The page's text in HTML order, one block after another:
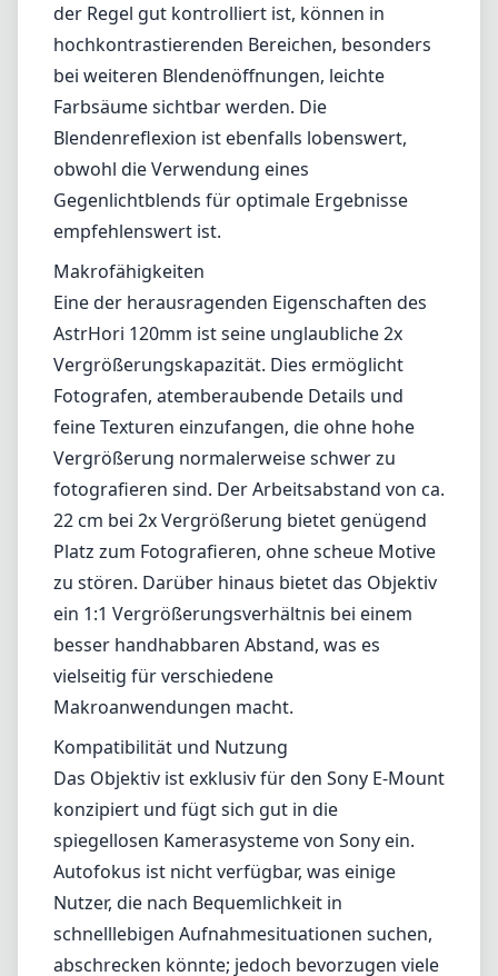
Eine der herausragenden Eigenschaften des
AstrHori 120mm ist seine unglaubliche 2x
Vergrößerungskapazität. Dies ermöglicht
Fotografen, atemberaubende Details und
feine Texturen einzufangen, die ohne hohe
Vergrößerung normalerweise schwer zu
fotografieren sind. Der Arbeitsabstand von ca.
22 cm bei 2x Vergrößerung bietet genügend
Platz zum Fotografieren, ohne scheue Motive
zu stören. Darüber hinaus bietet das Objektiv
ein 1:1 Vergrößerungsverhältnis bei einem
besser handhabbaren Abstand, was es
vielseitig für verschiedene
Makroanwendungen macht.
Kompatibilität und Nutzung
Das Objektiv ist exklusiv für den Sony E-Mount
konzipiert und fügt sich gut in die
spiegellosen Kamerasysteme von Sony ein.
Autofokus ist nicht verfügbar, was einige
Nutzer, die nach Bequemlichkeit in
schnelllebigen Aufnahmesituationen suchen,
abschrecken könnte; jedoch bevorzugen viele
Makrofotografen manuelle Fokussierung
aufgrund der Präzision, die sie bietet. Das
lentikulare Design ermöglicht effektives
Fokus-Peaking, was die manuelle
Fokussierung erleichtert.
Vor- und Nachteile
Vorteile
Ausgezeichnete Verarbeitungsqualität und